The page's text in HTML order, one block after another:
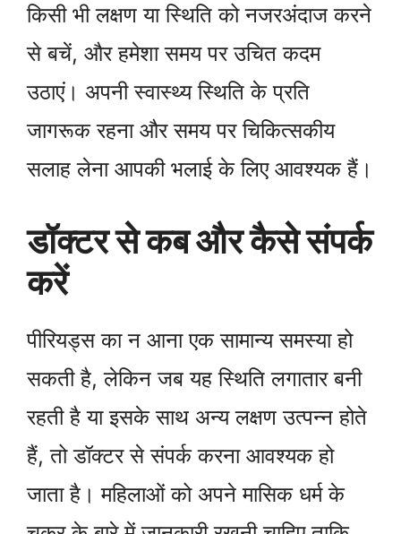
किसी भी लक्षण या स्थिति को नजरअंदाज करने
से बचें, और हमेशा समय पर उचित कदम
उठाएं। अपनी स्वास्थ्य स्थिति के प्रति
जागरूक रहना और समय पर चिकित्सकीय
सलाह लेना आपकी भलाई के लिए आवश्यक हैं।
डॉक्टर से कब और कैसे संपर्क
करें
पीरियड्स का न आना एक सामान्य समस्या हो
सकती है, लेकिन जब यह स्थिति लगातार बनी
रहती है या इसके साथ अन्य लक्षण उत्पन्न होते
हैं, तो डॉक्टर से संपर्क करना आवश्यक हो
जाता है। महिलाओं को अपने मासिक धर्म के